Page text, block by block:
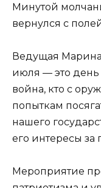
Минутой
вернулся с
Ведущая Марина
июля — это день
война, кто с
попыткам
нашего
его интересы
Мероприятие